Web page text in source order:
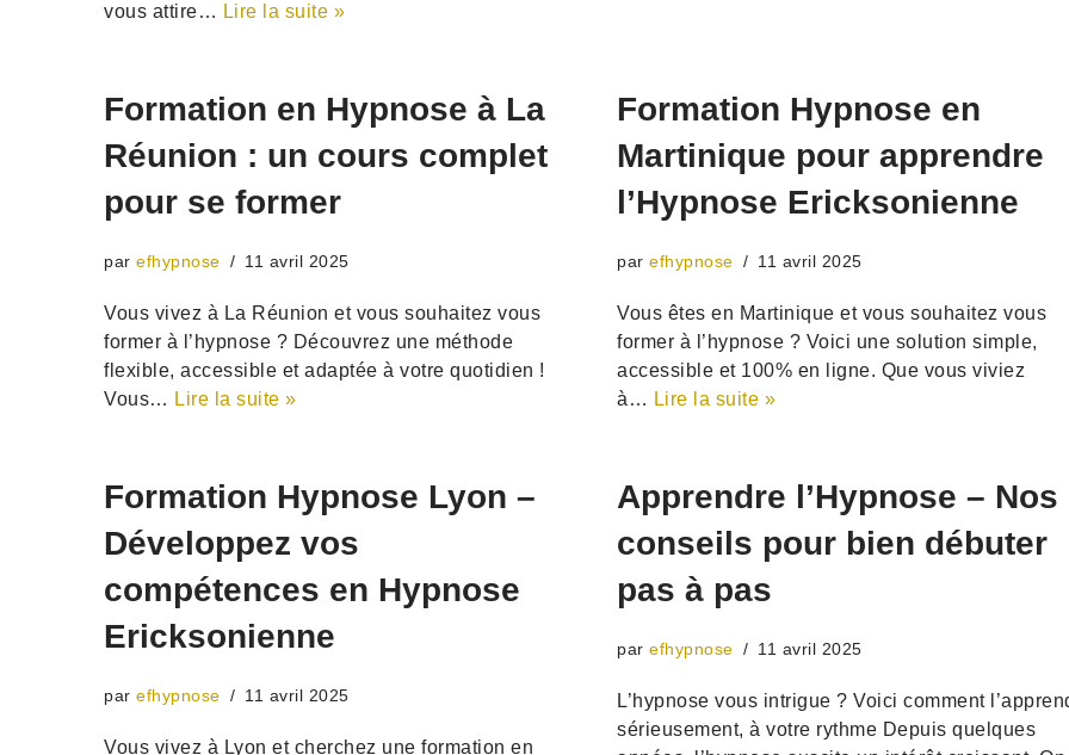
vous attire… Lire la suite »
Formation en Hypnose à La
Réunion : un cours complet
pour se former
par efhypnose 11 avril 2025
Vous vivez à La Réunion et vous souhaitez vous
former à l’hypnose ? Découvrez une méthode
flexible, accessible et adaptée à votre quotidien !
Vous… Lire la suite »
Formation Hypnose en
Martinique pour apprendre
l’Hypnose Ericksonienne
par efhypnose 11 avril 2025
Vous êtes en Martinique et vous souhaitez vous
former à l’hypnose ? Voici une solution simple,
accessible et 100% en ligne. Que vous viviez
à… Lire la suite »
Formation Hypnose Lyon –
Développez vos
compétences en Hypnose
Ericksonienne
par efhypnose 11 avril 2025
Vous vivez à Lyon et cherchez une formation en
Apprendre l’Hypnose – Nos
conseils pour bien débuter
pas à pas
par efhypnose 11 avril 2025
L’hypnose vous intrigue ? Voici comment
sérieusement, à votre rythme Depuis quelques